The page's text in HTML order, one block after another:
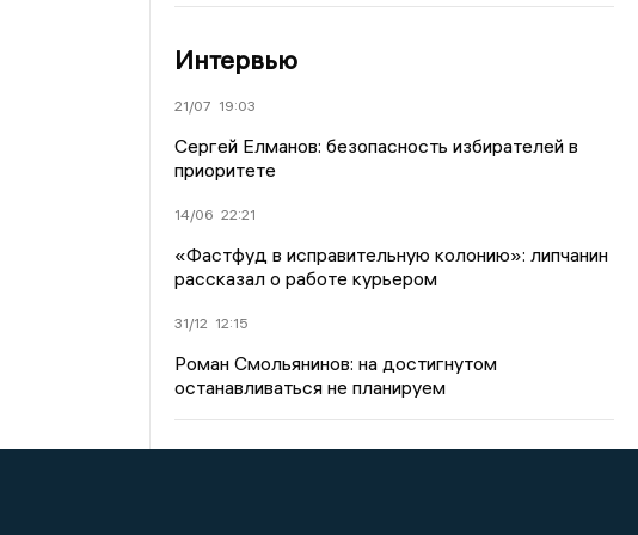
Интервью
21/07 19:03
Сергей Елманов: безопасность избирателей в
приоритете
14/06 22:21
«Фастфуд в исправительную колонию»: липчанин
рассказал о работе курьером
31/12 12:15
Роман Смольянинов: на достигнутом
останавливаться не планируем